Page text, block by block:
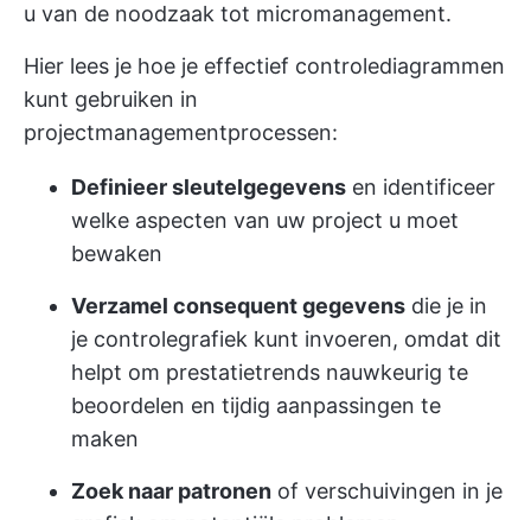
u van de noodzaak tot micromanagement.
Hier lees je hoe je effectief controlediagrammen
kunt gebruiken in
projectmanagementprocessen:
Definieer sleutelgegevens en identificeer
welke aspecten van uw project u moet
bewaken
Verzamel consequent gegevens die je in
je controlegrafiek kunt invoeren, omdat dit
helpt om prestatietrends nauwkeurig te
beoordelen en tijdig aanpassingen te
maken
Zoek naar patronen of verschuivingen in je